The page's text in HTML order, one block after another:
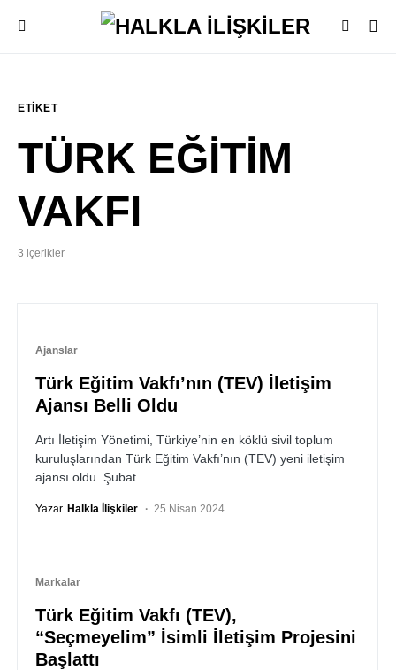
ETIKET
TÜRK EĞİTİM
VAKFI
3 içerikler
Ajanslar
Türk Eğitim Vakfı’nın (TEV) İletişim
Ajansı Belli Oldu
Artı İletişim Yönetimi, Türkiye’nin en köklü sivil toplum
kuruluşlarından Türk Eğitim Vakfı’nın (TEV) yeni iletişim
ajansı oldu. Şubat…
Yazar Halkla İlişkiler 25 Nisan 2024
Markalar
Türk Eğitim Vakfı (TEV),
“Seçmeyelim” İsimli İletişim Projesini
Başlattı